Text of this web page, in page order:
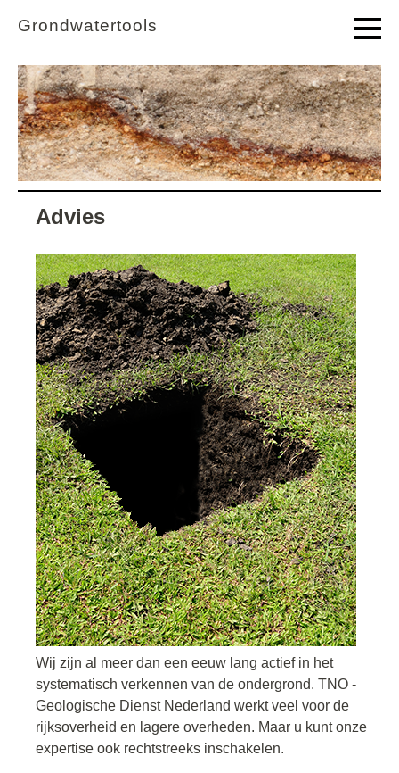
Grondwatertools
Advies
Wij zijn al meer dan een eeuw lang actief in het
systematisch verkennen van de ondergrond. TNO -
Geologische Dienst Nederland werkt veel voor de
rijksoverheid en lagere overheden. Maar u kunt onze
expertise ook rechtstreeks inschakelen.